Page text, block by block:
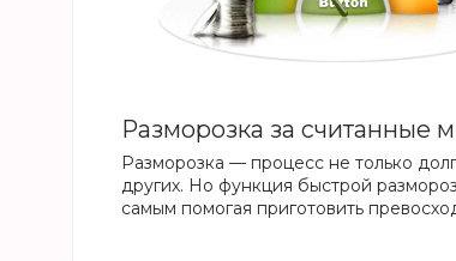
Разморозка за считанные
Разморозка — процесс не только
других. Но функция быстрой
самым помогая приготовить